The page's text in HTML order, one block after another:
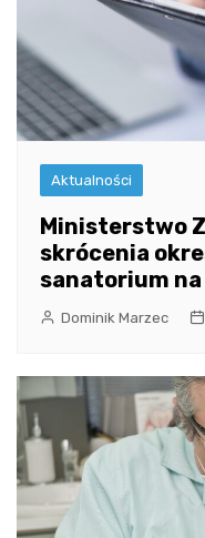
Aktualności
Ministerstwo
skrócenia
sanatorium na
Dominik Marzec